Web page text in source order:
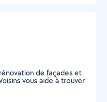
de façades et
vous aide à trouver